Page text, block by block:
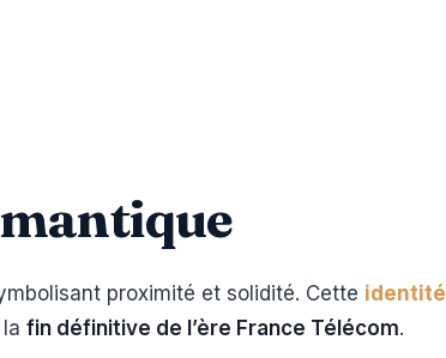
proximité et solidité. Cette identité
fin définitive de l’ère France Télécom.